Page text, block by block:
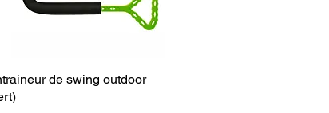
Aperçu rapide
de swing outdoor